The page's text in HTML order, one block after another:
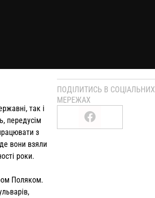
так і
передусім
з
вони взяли
роки.
Поляком.
ПОДІЛИТИСЬ В СОЦІАЛЬНИХ
МЕРЕЖАХ